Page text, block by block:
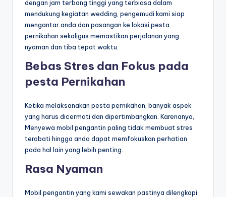
dengan jam terbang tinggi yang terbiasa dalam
mendukung kegiatan wedding, pengemudi kami siap
mengantar anda dan pasangan ke lokasi pesta
pernikahan sekaligus memastikan perjalanan yang
nyaman dan tiba tepat waktu.
Bebas Stres dan Fokus pada
pesta Pernikahan
Ketika melaksanakan pesta pernikahan, banyak aspek
yang harus dicermati dan dipertimbangkan. Karenanya,
Menyewa mobil pengantin paling tidak membuat stres
terobati hingga anda dapat memfokuskan perhatian
pada hal lain yang lebih penting.
Rasa Nyaman
Mobil pengantin yang kami sewakan pastinya dilengkapi